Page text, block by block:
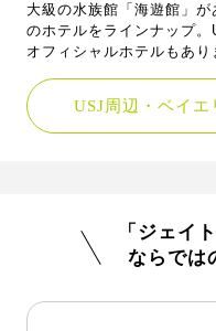
大級の水族館「海遊館」
のホテルをラインナップ
オフィシャルホテルもあり
USJ周辺・ベイ
「ジェイ
ならでは